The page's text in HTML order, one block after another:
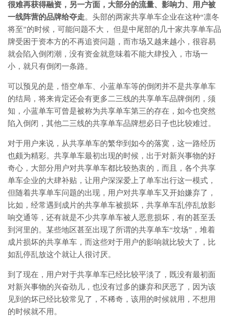
很难再获得融资，另一方面，大部分的流量、影响力、用户被
一线阵营的品牌给夺走。头部的两家共享单车企业在这种“凛冬
将至”的时候，可能问题不大， 但是中尾部的几十家共享单车品
牌受困于资本方的不再追资问题，而市场又越来越小，很容易
就会陷入倒闭潮，没有资金就意味着不能大肆投入，市场一
小，就只有倒闭一条路。
可以预见的是，悟空单车、小蓝单车等的倒闭并不是共享单车
的结局，将来肯定还会有更多二三线的共享单车品牌倒闭，须
知，小蓝单车可曾是被称为共享单车第三的存在，如今也突然
陷入倒闭，其他二三线的共享单车品牌想必日子也比较难过。
对于用户来说，从共享单车的繁华到如今的落寞，这一路经历
也颇为精彩。共享单车最初出现的时候，出于对新兴事物的好
奇心，大部分用户对共享单车都比较热衷的，而且，各个共享
单车企业的大肆补贴，让用户深深爱上了单车出行这一模式，
但随着共享单车问题的出现，用户对共享单车又开始嫌弃了，
比如，经常遇到成片的共享单车被损坏，共享单车乱停乱放影
响交通等，还有就是不少共享单车被人恶意损坏，有的甚至丢
到河里的。某些地区甚至出现了所谓的共享单车“坟场”，堆着
成片损坏的共享单车，而这些对于用户的影响就比较大了，比
如乱停乱放这个就让人很讨厌。
到了现在，用户对于共享单车已经比较平淡了，既没有最初面
对新兴事物的兴奋劲儿，也没有过多的嫌弃和厌恶了，因为该
见到的坏已经比较常见了，不稀奇，该用的时候就用，不想用
的时候就不用。